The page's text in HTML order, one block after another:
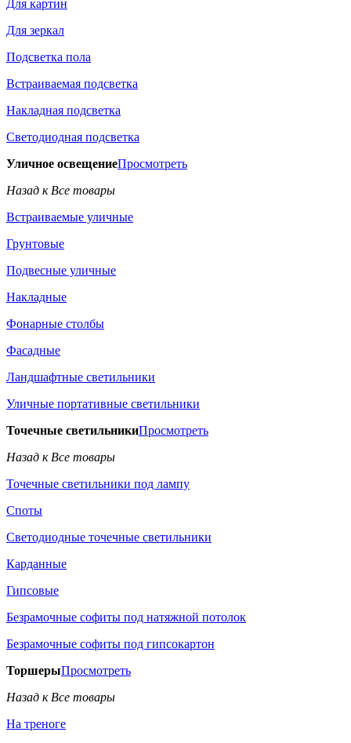
Для картин
Для зеркал
Подсветка пола
Встраиваемая подсветка
Накладная подсветка
Светодиодная подсветка
Уличное освещениеПросмотреть
Назад к Все товары
Встраиваемые уличные
Грунтовые
Подвесные уличные
Накладные
Фонарные столбы
Фасадные
Ландшафтные светильники
Уличные портативные светильники
Точечные светильникиПросмотреть
Назад к Все товары
Точечные светильники под лампу
Споты
Светодиодные точечные светильники
Карданные
Гипсовые
Безрамочные софиты под натяжной потолок
Безрамочные софиты под гипсокартон
ТоршерыПросмотреть
Назад к Все товары
На треноге